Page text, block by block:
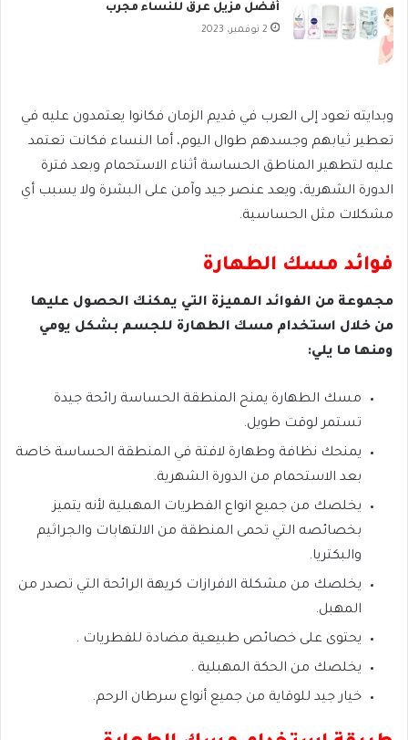
أفضل مزيل عرق للنساء مجرب
2 نوفمبر، 2023
وبدايته تعود إلى العرب في قديم الزمان فكانوا يعتمدون عليه في
تعطير ثيابهم وجسدهم طوال اليوم، أما النساء فكانت تعتمد
عليه لتطهير المناطق الحساسة أثناء الاستحمام وبعد فترة
الدورة الشهرية، ويعد عنصر جيد وآمن على البشرة ولا يسبب أي
مشكلات مثل الحساسية.
فوائد مسك الطهارة
مجموعة من الفوائد المميزة التي يمكنك الحصول عليها
من خلال استخدام مسك الطهارة للجسم بشكل يومي
ومنها ما يلي:
مسك الطهارة يمنح المنطقة الحساسة رائحة جيدة
تستمر لوقت طويل.
يمنحك نظافة وطهارة لافتة في المنطقة الحساسة خاصة
بعد الاستحمام من الدورة الشهرية.
يخلصك من جميع انواع الفطريات المهبلية لأنه يتميز
بخصائصه التي تحمى المنطقة من الالتهابات والجراثيم
والبكتريا.
يخلصك من مشكلة الافرازات كريهة الرائحة التي تصدر من
المهبل.
يحتوى على خصائص طبيعية مضادة للفطريات .
يخلصك من الحكة المهبلية .
خيار جيد للوقاية من جميع أنواع سرطان الرحم.